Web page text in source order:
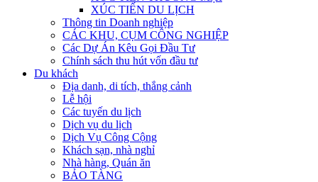
XÚC TIẾN DU LỊCH
Thông tin Doanh nghiệp
CÁC KHU, CỤM CÔNG NGHIỆP
Các Dự Án Kêu Gọi Đầu Tư
Chính sách thu hút vốn đầu tư
Du khách
Địa danh, di tích, thắng cảnh
Lễ hội
Các tuyến du lịch
Dịch vụ du lịch
Dịch Vụ Công Cộng
Khách sạn, nhà nghỉ
Nhà hàng, Quán ăn
BẢO TÀNG